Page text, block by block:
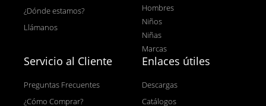
¿Dónde estamos?
Llámanos
Hombres
Niños
Niñas
Marcas
Servicio al Cliente
Preguntas Frecuentes
¿Cómo Comprar?
Enlaces útiles
Descargas
Catálogos